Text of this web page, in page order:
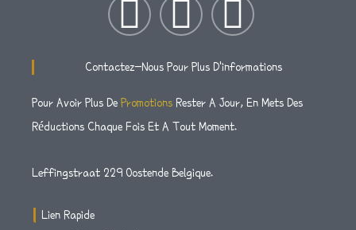
I
N
S
T
A
T
W
I
T
T
F
A
C
E
Contactez-Nous Pour Plus D'informations
Pour Avoir Plus De Promotions Rester A Jour, En Mets Des
Réductions Chaque Fois Et A Tout Moment.
Leffingstraat 229 Oostende Belgique.
Lien Rapide